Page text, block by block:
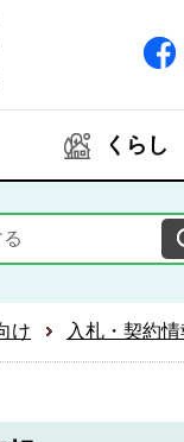
くらし
け 入札・契約